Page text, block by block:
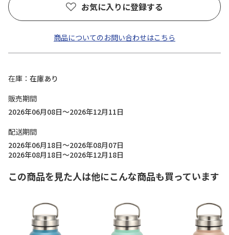
お気に入りに登録する
商品についてのお問い合わせはこちら
在庫
在庫あり
販売期間
2026年06月08日～2026年12月11日
配送期間
2026年06月18日～2026年08月07日
2026年08月18日～2026年12月18日
この商品を見た人は他にこんな商品も買っています